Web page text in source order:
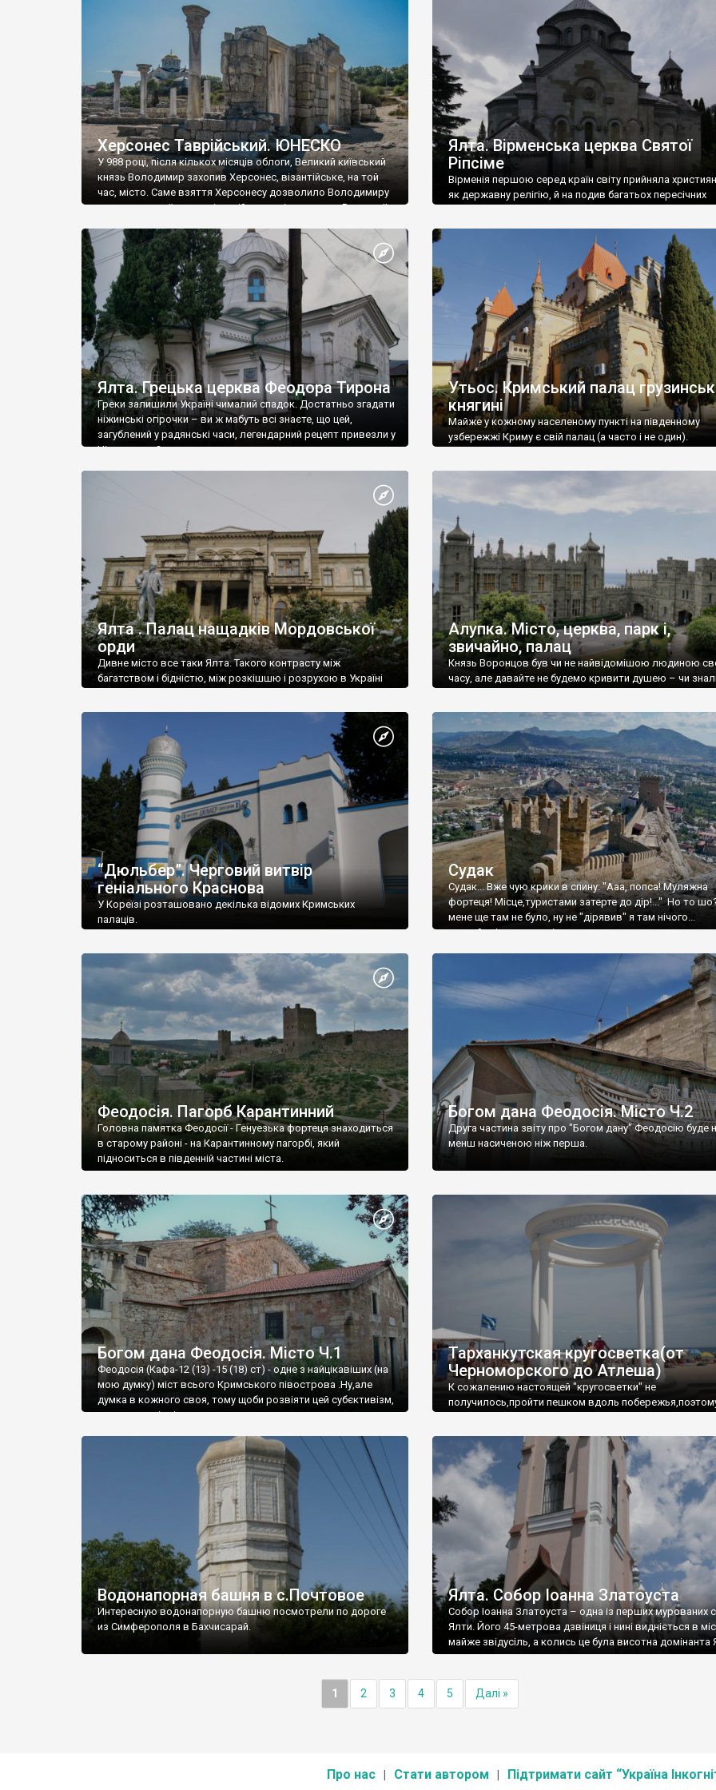
візантійської доби. Раритети викрадені з фондів об’єкту
культурної спадщини ЮНЕСКО «Херсонеса Таврійського».
Офіційно – на виставку «Золото Візантії», але експерти та
влада в Україні вважають це лише […]
називаються «повстяками» (postaki)…” “Вино. Крим
виробляє відмінне вино і його вдосталь: воно все
легке біле і дуже […]
Херсонес Таврійський. ЮНЕСКО
У 988 році, після кількох місяців облоги, Великий київський
князь Володимир захопив Херсонес, візантійське, на той
час, місто. Саме взяття Херсонесу дозволило Володимиру
диктувати свої умови візантійському імператору Василю ІІ,
Херсонесі Володимир-язичник, став Василем-
християнином. А потім було Хрещення Русі. На честь
Херсонесу Таврійського названо місто […]
Ялта. Вірменська церква Святої
Ріпсіме
Вірменія першою серед країн світу прийняла
як державну релігію, й на подив багатьох пересічних
Ялта. Грецька церква Феодора Тирона
Греки залишили Україні чималий спадок. Достатньо згадати
ніжинські огірочки – ви ж мабуть всі знаєте, що цей,
загублений у радянські часи, легендарний рецепт привезли у
Ніжин греки?
Утьос. Кримський палац
княгині
Майже у кожному населеному пункті на південному
узбережжі Криму є свій палац (а часто і не один).
Ялта . Палац нащадків Мордовської
орди
Дивне місто все таки Ялта. Такого контрасту між
багатством і бідністю, між розкішшю і розрухою в Україні
Алупка. Місто, церква, парк і,
звичайно, палац
Князь Воронцов був чи не найвідомішою людиною
часу, але давайте не будемо кривити душею – чи
“Дюльбер”. Черговий витвір
геніального Краснова
У Кореїзі розташовано декілька відомих Кримських
палаців.
Судак
Судак... Вже чую крики в спину: "Ааа, попса! Муляжна
фортеця! Місце,туристами затерте до дір!..." Но то
мене ще там не було, ну не "дірявив" я там нічого...
принаймні до цього літа.
Феодосія. Пагорб Карантинний
Головна памятка Феодосії - Генуезька фортеця знаходиться
в старому районі - на Карантинному пагорбі, який
підноситься в південній частині міста.
Богом дана Феодосія. Місто Ч.2
Друга частина звіту про "Богом дану" Феодосію буде
менш насиченою ніж перша.
Богом дана Феодосія. Місто Ч.1
Феодосія (Кафа-12 (13) -15 (18) ст) - одне з найцікавіших (на
мою думку) міст всього Кримського півострова .Ну,але
думка в кожного своя, тому щоби розвіяти цей субєктивізм,
запрошую відвідати це
Тарханкутская кругосветка(от
Черноморского до Атлеша)
К сожалению настоящей "кругосветки" не
получилось,пройти пешком вдоль
Водонапорная башня в с.Почтовое
Интересную водонапорную башню посмотрели по дороге
из Симферополя в Бахчисарай.
Ялта. Собор Іоанна Златоуста
Собор Іоанна Златоуста – одна із перших мурованих
Ялти. Його 45-метрова дзвіниця і нині видніється в
майже звідусіль, а колись це була висотна домінанта
1 2 3 4 5 Далі »
Про нас Стати автором Підтримати сайт “Україна